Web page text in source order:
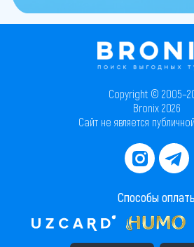
Copyright ©
Bronix 2026
Сайт не является
Способы